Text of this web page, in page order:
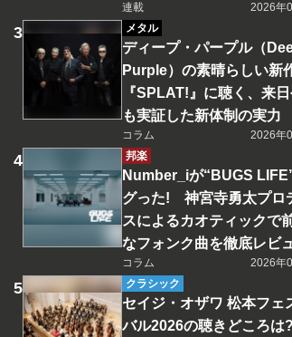
連載
2026年
メタル
ディープ・パープル（
Purple）の素晴らしい新
『SPLAT!』に聴く、来
も実証した新体制の実力
コラム
2026年
邦楽
Number_iが“BUGS
グった! 神宮寺勇太プロ
スによるカオティックで
なフォンク曲を徹底レビ
コラム
2026年
クラシック
セイジ・オザワ 松本フェ
バル2026の聴きどころ